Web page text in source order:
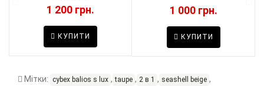
1 200 грн.
КУПИТИ
1 000 грн.
КУПИТИ
Мітки: cybex balios s lux , taupe , 2 в 1 , seashell beige ,